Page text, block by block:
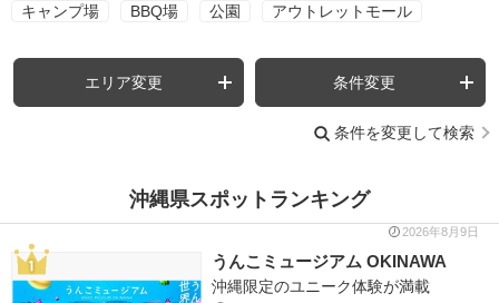
キャンプ場 BBQ場 公園 アウトレットモール
エリア変更 条件変更
条件を変更して検索
沖縄県スポットランキング
2026年8月9日
うんこミュージアム OKINAWA
沖縄限定のユニーク体験が満載